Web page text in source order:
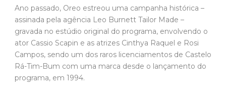
Ano passado, Oreo estreou uma campanha histórica –
assinada pela agência Leo Burnett Tailor Made –
gravada no estúdio original do programa, envolvendo o
ator Cassio Scapin e as atrizes Cinthya Raquel e Rosi
Campos, sendo um dos raros licenciamentos de Castelo
Rá-Tim-Bum com uma marca desde o lançamento do
programa, em 1994.